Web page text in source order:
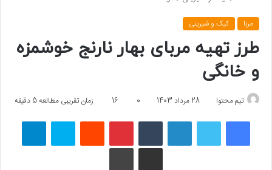
مربا کیک و شیرینی
طرز تهیه مربای بهار نارنج خوشمزه
و خانگی
تیم محتوا 28 مرداد 1403 0
16 زمان تقریبی مطالعه 5 دقیقه
فیسبوک لینکداین پینتریست اسکایپ
چاپ